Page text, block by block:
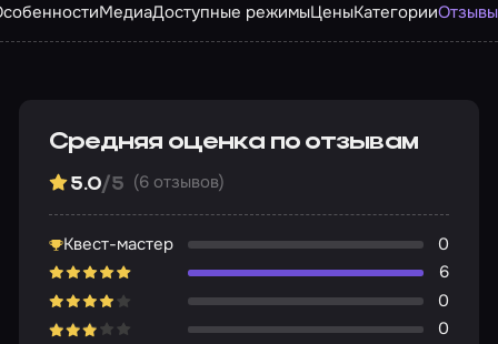
МедиаДоступные режимыЦеныКатегорииОтзывы
Средняя оценка по отзывам
5.0/5 (6 отзывов)
Квест-мастер
0
6
0
0